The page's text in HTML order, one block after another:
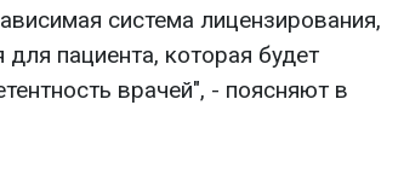
система лицензирования,
пациента, которая будет
врачей", - поясняют в